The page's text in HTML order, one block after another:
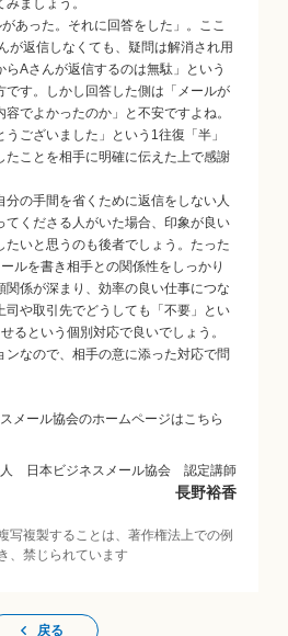
ましょう。
あった。それに回答をした」。ここ
が返信しなくても、疑問は解消され用
Aさんが返信するのは無駄」という
です。しかし回答した側は「メールが
でよかったのか」と不安ですよね。
うございました」という1往復「半」
たことを相手に明確に伝えた上で感謝
の手間を省くために返信をしない人
てくださる人がいた場合、印象が良い
たいと思うのも後者でしょう。たった
ルを書き相手との関係性をしっかり
関係が深まり、効率の良い仕事につな
司や取引先でどうしても「不要」とい
るという個別対応で良いでしょう。
ンなので、相手の意に添った対応で問
メール協会のホームページはこちら
人 日本ビジネスメール協会 認定講師
長野裕香
写複製することは、著作権法上での例
、禁じられています
戻る